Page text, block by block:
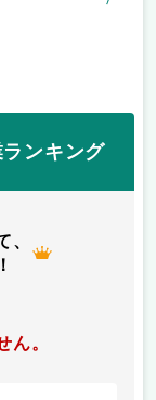
ンキング
、
ん。